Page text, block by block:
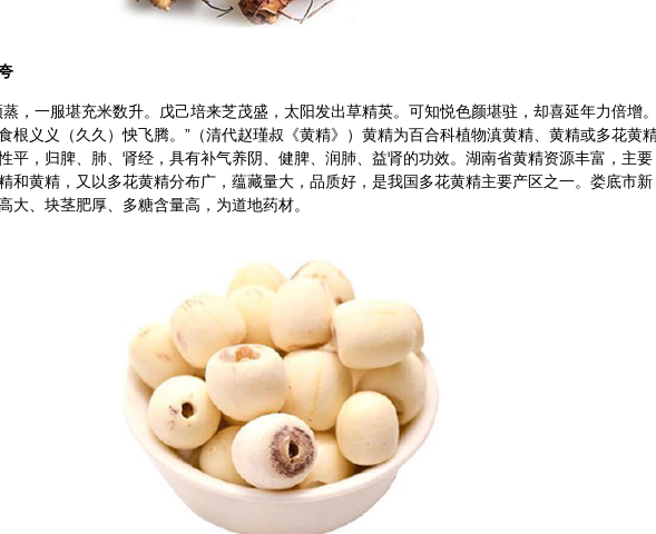
蒸，一服堪充米数升。戊己培来芝茂盛，太阳发出草精英。可知悦色颜堪驻，却喜延年力倍增
根义义（久久）怏飞腾。”（清代赵瑾叔《黄精》）黄精为百合科植物滇黄精、黄精或多花黄
平，归脾、肺、肾经，具有补气养阴、健脾、润肺、益肾的功效。湖南省黄精资源丰富，主要
和黄精，又以多花黄精分布广，蕴藏量大，品质好，是我国多花黄精主要产区之一。娄底市新
大、块茎肥厚、多糖含量高，为道地药材。